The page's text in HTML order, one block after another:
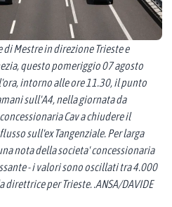
Mestre in direzione Trieste e
questo pomeriggio 07 agosto
intorno alle ore 11.30, il punto
sull'A4, nella giornata da
Cav a chiudere il
sull'ex Tangenziale. Per larga
nota della societa' concessionaria
- i valori sono oscillati tra 4.000
per Trieste. .ANSA/DAVIDE